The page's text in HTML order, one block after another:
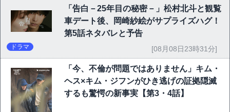
「告白－25年目の秘密－」松村北斗と観覧
車デート後、岡崎紗絵がサプライズハグ！
第5話ネタバレと予告
ドラマ [08月08日23時31分]
「今、不倫が問題ではありません」キム・
ヘス×キム・ジフンがひき逃げの証拠隠滅
するも驚愕の新事実【第3・4話】